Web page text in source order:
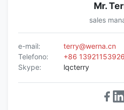
Mr.
sales
e-mail:
terry@werna.cn
Telefono:
+86 13921153926
Skype:
lqcterry